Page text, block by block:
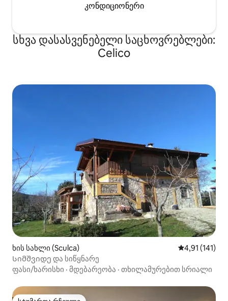
კონდიციონერი
სხვა დასასვენებელი საცხოვრებლები:
Celico
ხის სახლი (Sculca) საშუალო
4,91 (141)
Სიმშვიდე და სიწყნარე
ფასი/ხარისხი · მდებარეობა · თხილამურებით სრიალი